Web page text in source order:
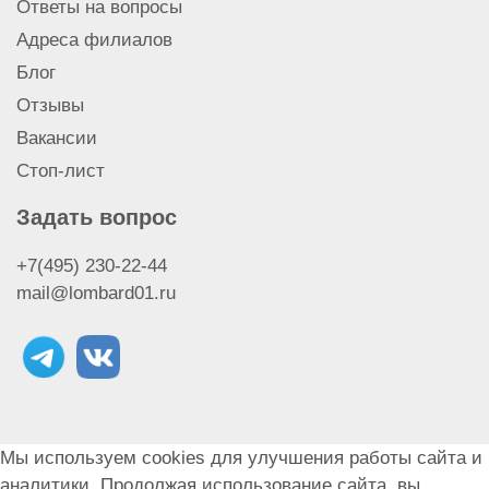
Займ под залог золота 500 пробы
Займ под залог золота 375 пробы
Займ под залог золота 999 пробы
Займ под залог золота 750 пробы
Займ под залог золота 585 пробы
Ответы на вопросы
Адреса филиалов
Блог
Отзывы
Вакансии
Стоп-лист
Задать вопрос
+7(495) 230-22-44
mail@lombard01.ru
Мы используем cookies для улучшения работы сайта и
аналитики. Продолжая использование сайта, вы